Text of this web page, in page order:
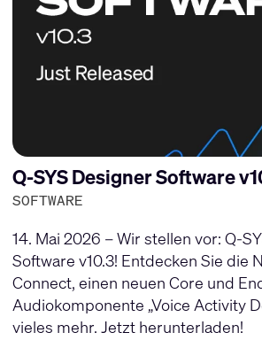
Q-SYS Designer Software
SOFTWARE
14. Mai 2026 – Wir stellen vor: Q-
Software v10.3! Entdecken Sie die
Connect, einen neuen Core und
Audiokomponente „Voice Activity
vieles mehr. Jetzt herunterladen!